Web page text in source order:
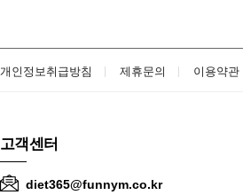
개인정보취급방침 제휴문의 이용약관
고객센터
diet365@funnym.co.kr